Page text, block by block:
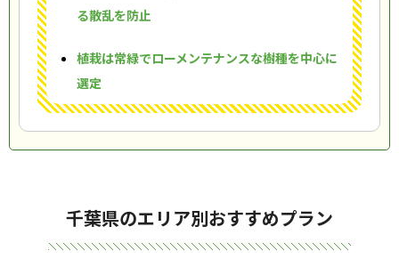
る散乱を防止
植栽は常緑でローメンテナンスな樹種を中心に
選定
千葉県のエリア別おすすめプラン